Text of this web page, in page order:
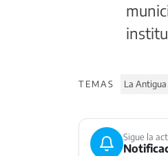
TEMAS La Antigua
Sigue la